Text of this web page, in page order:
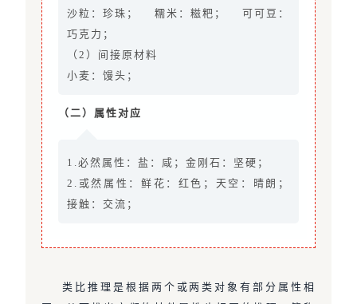
沙粒：珍珠； 糯米：糍粑； 可可豆：
巧克力；
（2）间接原材料
小麦：馒头；
（二）属性对应
1.必然属性：盐：咸；金刚石：坚硬；
2.或然属性：鲜花：红色；天空：晴朗；
接触：交流；
类比推理是根据两个或两类对象有部分属性相